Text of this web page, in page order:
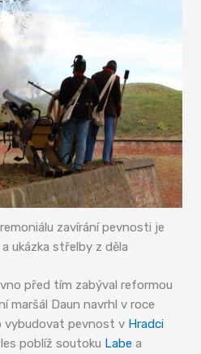
zavírání pevnosti je
ukázka střelby z děla
před tím zabýval reformou
maršál Daun navrhl v roce
vybudovat pevnost v Hradci
poblíž soutoku Labe a